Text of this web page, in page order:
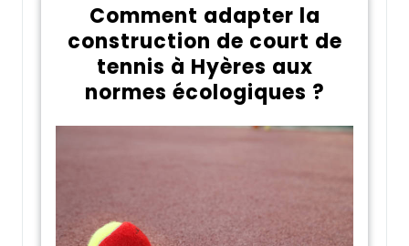
Comment adapter la
construction de court de
tennis à Hyères aux
normes écologiques ?